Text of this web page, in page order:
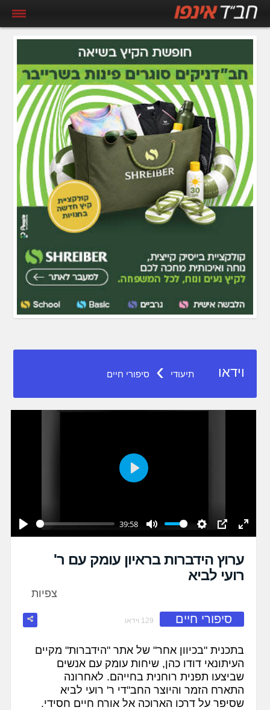
וידאו תיעודי › סיפורי חיים
Play
39:58
Mute Settings PIPEnter
fullscreen
Play
ערוץ הידברות בראיון עומק עם ר'
רועי לביא
צפיות
סיפורי חיים 129 וידאו
בתכנית "בכיוון אחר" של אתר "הידברות" מקיים
העיתונאי דודו כהן, שיחות עומק עם אנשים
שביצעו תפנית רוחנית בחייהם. לאחרונה
התארח הזמר והיוצר החב"די ר' רועי לביא
שסיפר על דרכו הארוכה אל אורח חיים חסידי.